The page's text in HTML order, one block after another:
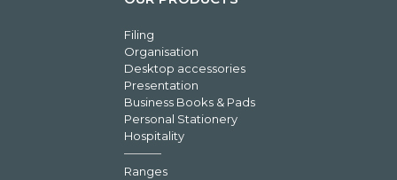
Filing
Organisation
Desktop accessories
Presentation
Business Books & Pads
Personal Stationery
Hospitality
Ranges